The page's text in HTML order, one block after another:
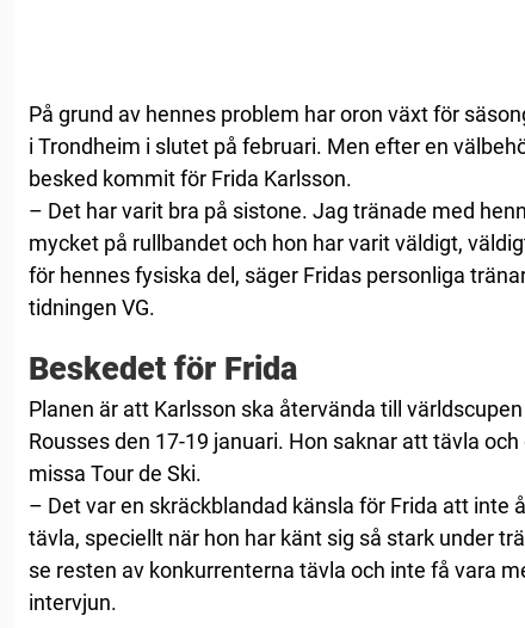
På grund av hennes problem har oron växt för
i Trondheim i slutet på februari. Men efter en
besked kommit för Frida Karlsson.
– Det har varit bra på sistone. Jag tränade med
mycket på rullbandet och hon har varit väldigt,
för hennes fysiska del, säger Fridas personliga
tidningen VG.
Beskedet för Frida
Planen är att Karlsson ska återvända till
Rousses den 17-19 januari. Hon saknar att tävla
missa Tour de Ski.
– Det var en skräckblandad känsla för Frida att inte
tävla, speciellt när hon har känt sig så stark under
se resten av konkurrenterna tävla och inte få vara
intervjun.